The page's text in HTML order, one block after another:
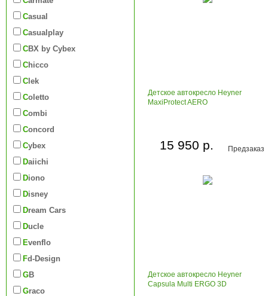
Casual
Casualplay
CBX by Cybex
Chicco
Clek
Coletto
Combi
Concord
Cybex
Daiichi
Diono
Disney
Dream Cars
Ducle
Evenflo
Fd-Design
GB
Graco
Детское автокресло Heyner
MaxiProtect AERO
Предзаказ
15 950 р.
Детское автокресло Heyner
Capsula Multi ERGO 3D